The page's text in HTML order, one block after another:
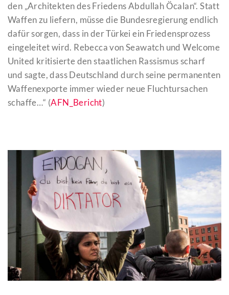
den „Architekten des Friedens Abdullah Öcalan“. Statt
Waffen zu liefern, müsse die Bundesregierung endlich
dafür sorgen, dass in der Türkei ein Friedensprozess
eingeleitet wird. Rebecca von Seawatch und Welcome
United kritisierte den staatlichen Rassismus scharf
und sagte, dass Deutschland durch seine permanenten
Waffenexporte immer wieder neue Fluchtursachen
schaffe…“ (AFN_Bericht)